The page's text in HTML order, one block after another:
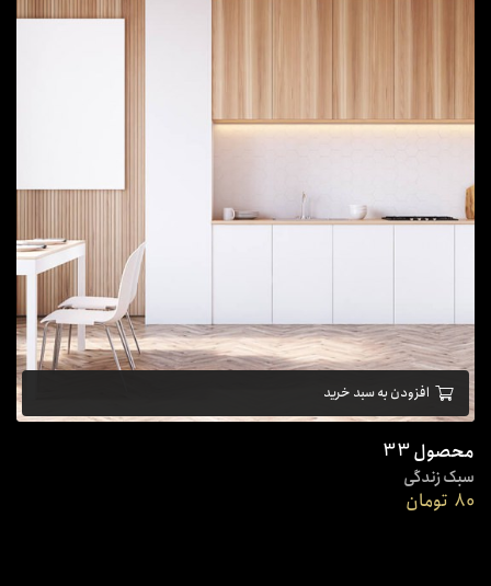
افزودن به سبد خرید
محصول 33
سبک زندگی
80 تومان